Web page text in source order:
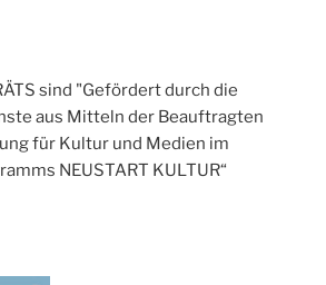
sind "Gefördert durch die
aus Mitteln der Beauftragten
für Kultur und Medien im
NEUSTART KULTUR“